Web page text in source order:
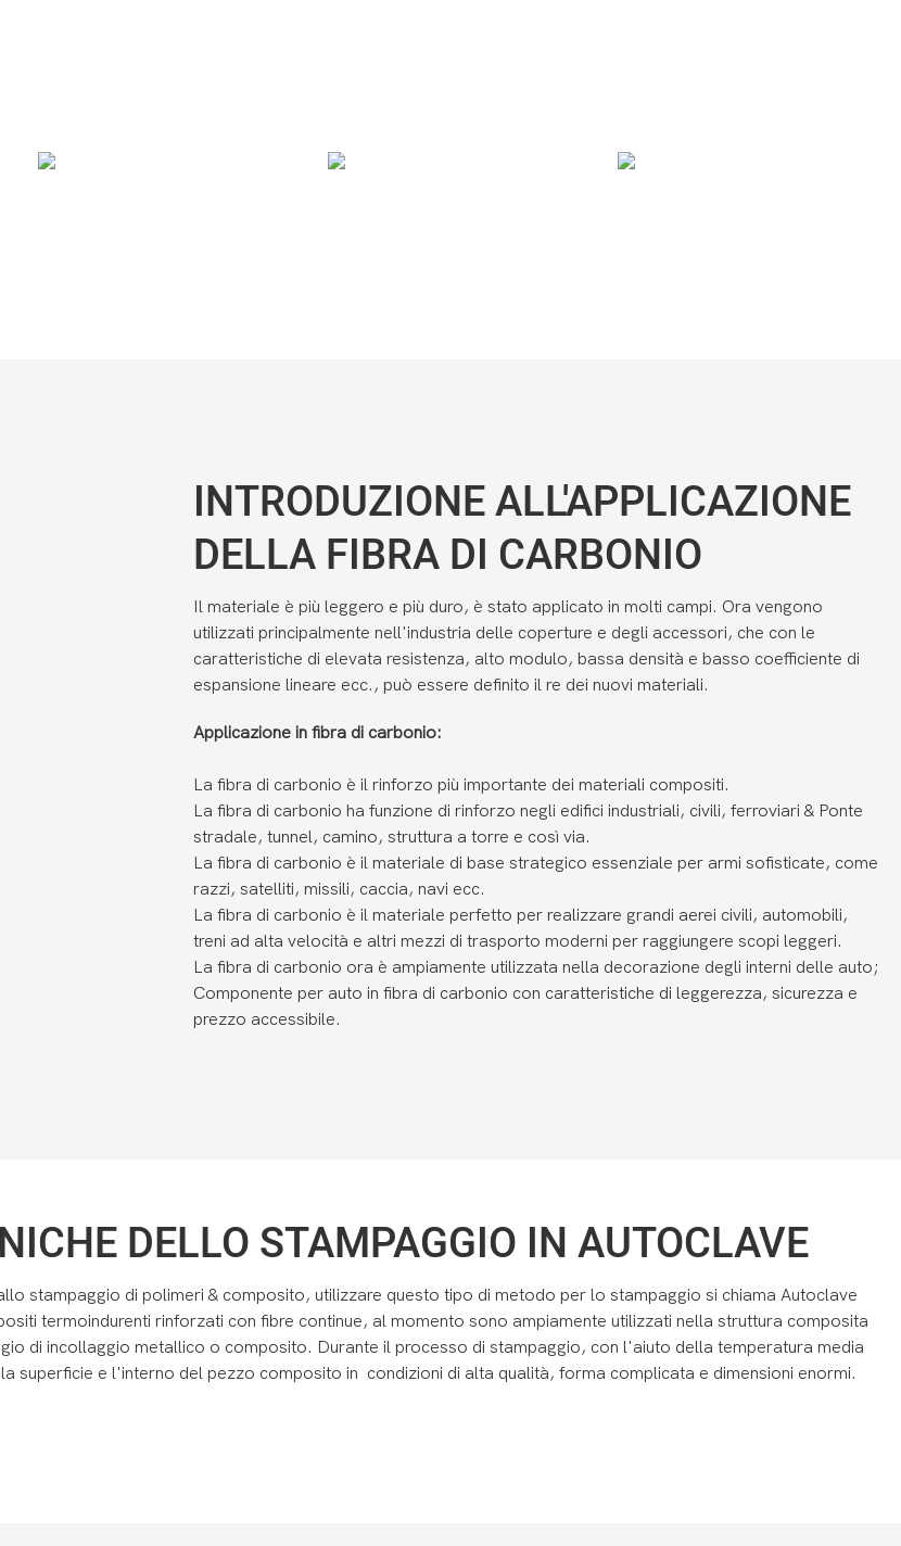
INTRODUZIONE ALL'APPLICAZIONE
DELLA FIBRA DI CARBONIO
Il materiale è più leggero e più duro, è stato applicato in molti campi. Ora vengono
utilizzati principalmente nell'industria delle coperture e degli accessori, che con le
caratteristiche di elevata resistenza, alto modulo, bassa densità e basso coefficiente di
espansione lineare ecc., può essere definito il re dei nuovi materiali.
Applicazione in fibra di carbonio:
La fibra di carbonio è il rinforzo più importante dei materiali compositi.
La fibra di carbonio ha funzione di rinforzo negli edifici industriali, civili, ferroviari & Ponte
stradale, tunnel, camino, struttura a torre e così via.
La fibra di carbonio è il materiale di base strategico essenziale per armi sofisticate, come
razzi, satelliti, missili, caccia, navi ecc.
La fibra di carbonio è il materiale perfetto per realizzare grandi aerei civili, automobili,
treni ad alta velocità e altri mezzi di trasporto moderni per raggiungere scopi leggeri.
La fibra di carbonio ora è ampiamente utilizzata nella decorazione degli interni delle auto;
Componente per auto in fibra di carbonio con caratteristiche di leggerezza, sicurezza e
prezzo accessibile.
DELLO STAMPAGGIO IN AUTOCLAVE
stampaggio di polimeri & composito, utilizzare questo tipo di metodo per lo stampaggio si chiama Autoclave
termoindurenti rinforzati con fibre continue, al momento sono ampiamente utilizzati nella struttura composita
di incollaggio metallico o composito. Durante il processo di stampaggio, con l'aiuto della temperatura media
superficie e l'interno del pezzo composito in condizioni di alta qualità, forma complicata e dimensioni enormi.